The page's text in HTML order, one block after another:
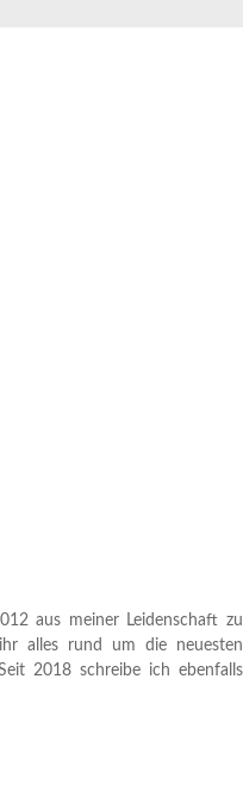
aus meiner Leidenschaft zu
alles rund um die neuesten
2018 schreibe ich ebenfalls